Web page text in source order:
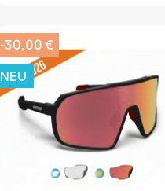
-30,00 €
NEU